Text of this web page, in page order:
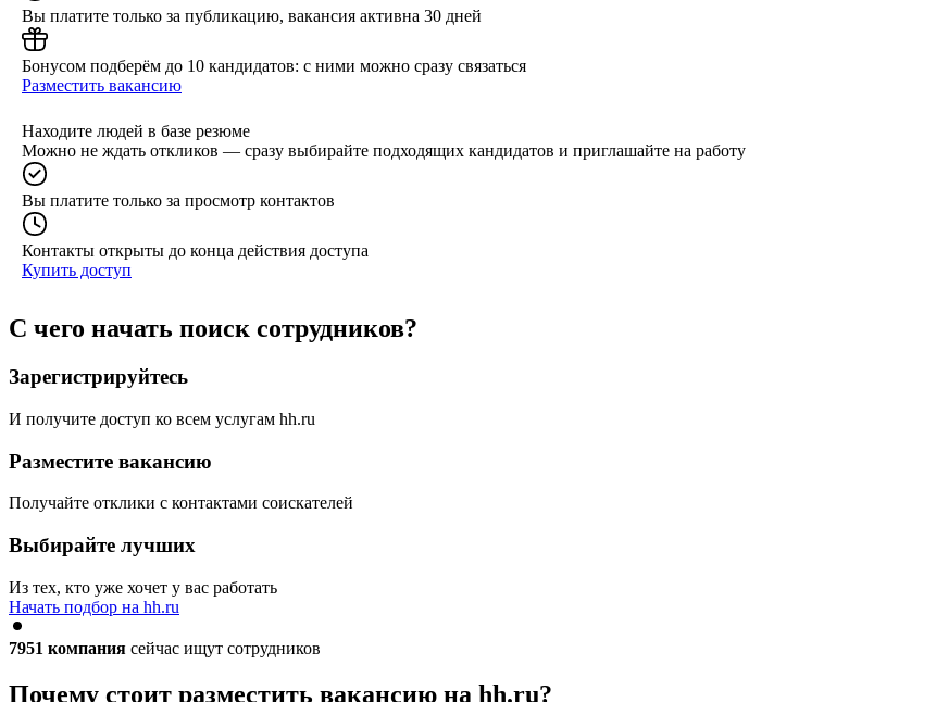
Вы платите только за публикацию, вакансия активна 30 дней
Бонусом подберём до 10 кандидатов: с ними можно сразу связаться
Разместить вакансию
Находите людей в базе резюме
Можно не ждать откликов — сразу выбирайте подходящих кандидатов и приглашайте на работу
Вы платите только за просмотр контактов
Контакты открыты до конца действия доступа
Купить доступ
С чего начать поиск сотрудников?
Зарегистрируйтесь
И получите доступ ко всем услугам hh.ru
Разместите вакансию
Получайте отклики с контактами соискателей
Выбирайте лучших
Из тех, кто уже хочет у вас работать
Начать подбор на hh.ru
7951 компания сейчас ищут сотрудников
Почему стоит разместить вакансию на hh.ru?